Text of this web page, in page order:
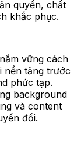
quyền, chất
khắc phục.
vững cách
nền tảng trước
phức tạp.
background
và content
đổi.